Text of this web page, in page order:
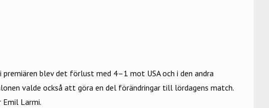
blev det förlust med 4–1 mot USA och i den andra
valde också att göra en del förändringar till lördagens match.
Larmi.